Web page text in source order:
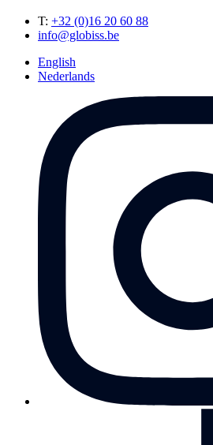
T: +32 (0)16 20 60 88
info@globiss.be
English
Nederlands